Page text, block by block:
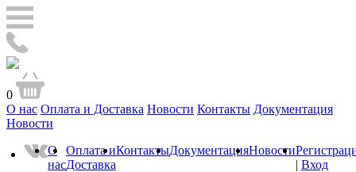
0
О нас Оплата и Доставка Новости Контакты Документация
Новости
О
нас
Оплата и
Доставка
КонтактыДокументацияНовости
| Вход